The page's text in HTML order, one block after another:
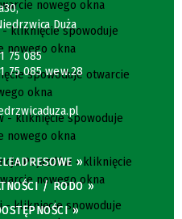
Duża
75 085
75 085 wew.28
»
/ RODO »
»